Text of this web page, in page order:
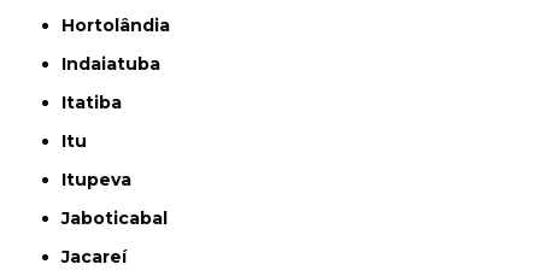
Hortolândia
Indaiatuba
Itatiba
Itu
Itupeva
Jaboticabal
Jacareí